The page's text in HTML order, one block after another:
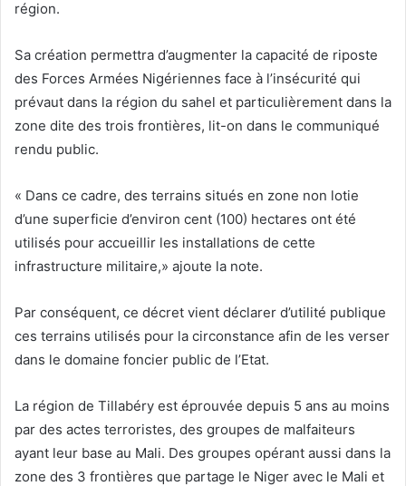
région.
Sa création permettra d’augmenter la capacité de riposte
des Forces Armées Nigériennes face à l’insécurité qui
prévaut dans la région du sahel et particulièrement dans la
zone dite des trois frontières, lit-on dans le communiqué
rendu public.
« Dans ce cadre, des terrains situés en zone non lotie
d’une superficie d’environ cent (100) hectares ont été
utilisés pour accueillir les installations de cette
infrastructure militaire,» ajoute la note.
Par conséquent, ce décret vient déclarer d’utilité publique
ces terrains utilisés pour la circonstance afin de les verser
dans le domaine foncier public de l’Etat.
La région de Tillabéry est éprouvée depuis 5 ans au moins
par des actes terroristes, des groupes de malfaiteurs
ayant leur base au Mali. Des groupes opérant aussi dans la
zone des 3 frontières que partage le Niger avec le Mali et